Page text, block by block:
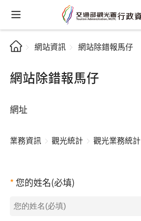
網站資訊 網站除錯報馬仔
網站除錯報馬仔
網址
業務資訊 觀光統計 觀光業務統計
您的姓名(必填)